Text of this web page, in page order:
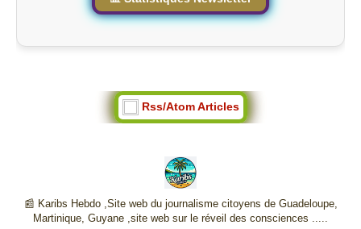
Rss/Atom Articles
📰 Karibs Hebdo ,Site web du journalisme citoyens de Guadeloupe,
Martinique, Guyane ,site web sur le réveil des consciences .....